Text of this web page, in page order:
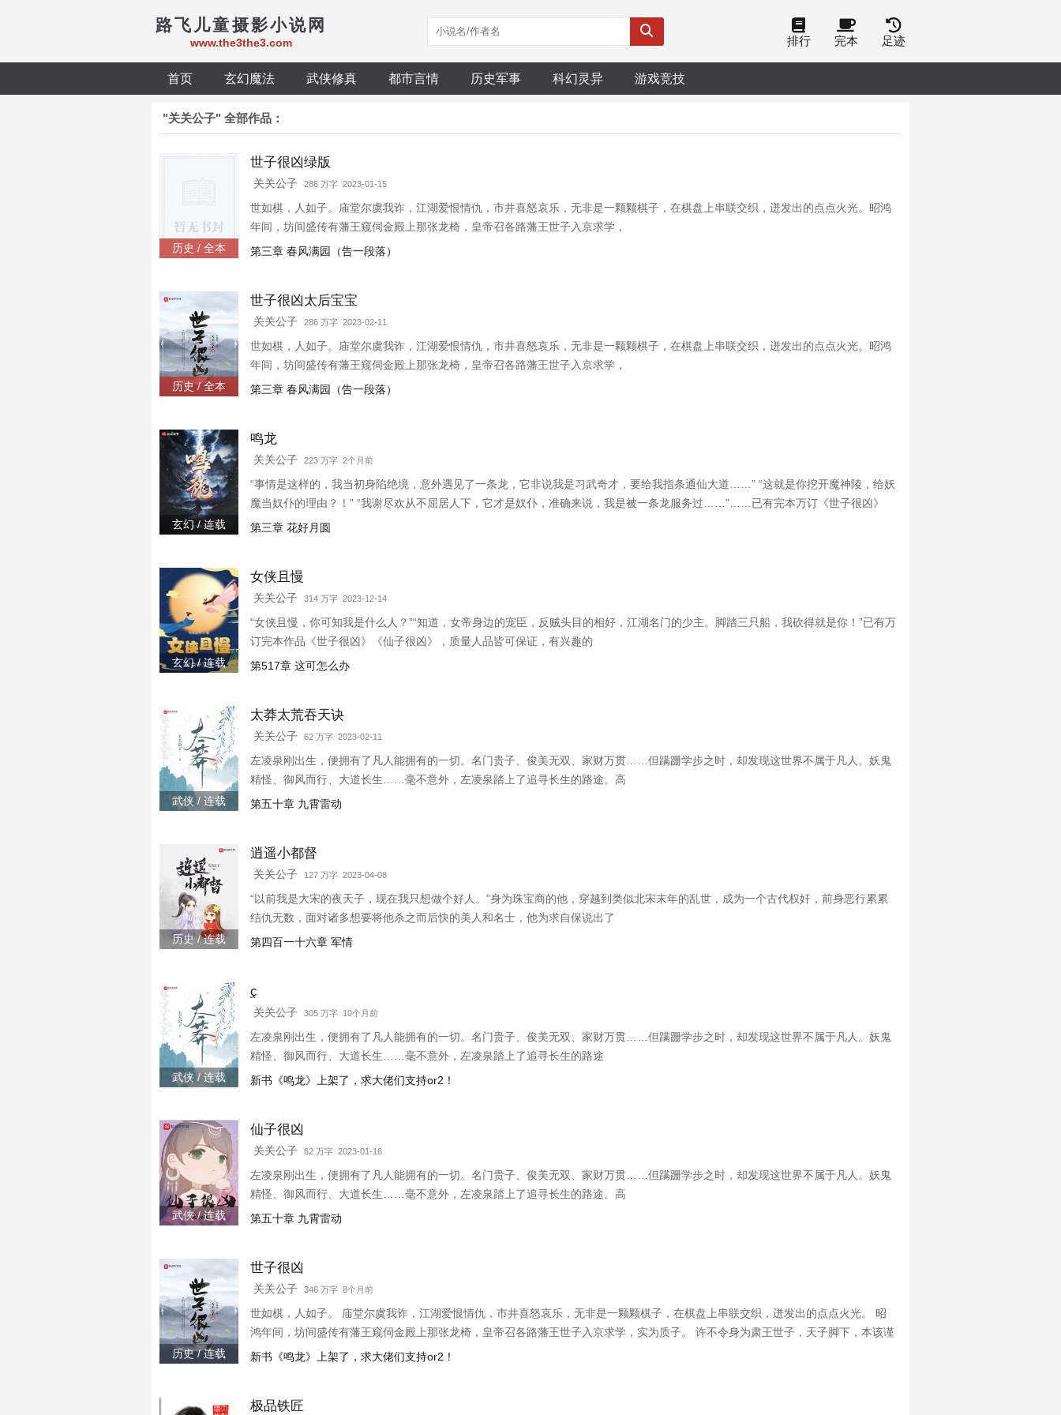
路飞儿童摄影小说网
www.the3the3.com 排行 完本 足迹
首页 玄幻魔法 武侠修真 都市言情 历史军事 科幻灵异 游戏竞技
"关关公子" 全部作品：
历史 / 全本
世子很凶绿版
关关公子 286 万字 2023-01-15
世如棋，人如子。庙堂尔虞我诈，江湖爱恨情仇，市井喜怒哀乐，无非是一颗颗棋子，在棋盘上串联交织，迸发出的点点火光。昭鸿
年间，坊间盛传有藩王窥伺金殿上那张龙椅，皇帝召各路藩王世子入京求学，
第三章 春风满园（告一段落）
历史 / 全本
世子很凶太后宝宝
关关公子 286 万字 2023-02-11
世如棋，人如子。庙堂尔虞我诈，江湖爱恨情仇，市井喜怒哀乐，无非是一颗颗棋子，在棋盘上串联交织，迸发出的点点火光。昭鸿
年间，坊间盛传有藩王窥伺金殿上那张龙椅，皇帝召各路藩王世子入京求学，
第三章 春风满园（告一段落）
玄幻 / 连载
鸣龙
关关公子 223 万字 2个月前
“事情是这样的，我当初身陷绝境，意外遇见了一条龙，它非说我是习武奇才，要给我指条通仙大道……” “这就是你挖开魔神陵，给妖
魔当奴仆的理由？！” “我谢尽欢从不屈居人下，它才是奴仆，准确来说，我是被一条龙服务过……”……已有完本万订《世子很凶》
《仙子很凶》《女侠且慢》，感兴趣的朋友可以先看老书~
第三章 花好月圆
玄幻 / 连载
女侠且慢
关关公子 314 万字 2023-12-14
“女侠且慢，你可知我是什么人？”“知道，女帝身边的宠臣，反贼头目的相好，江湖名门的少主。脚踏三只船，我砍得就是你！”已有万
订完本作品《世子很凶》《仙子很凶》，质量人品皆可保证，有兴趣的
第517章 这可怎么办
武侠 / 连载
太莽太荒吞天诀
关关公子 62 万字 2023-02-11
左凌泉刚出生，便拥有了凡人能拥有的一切。名门贵子、俊美无双、家财万贯……但蹒跚学步之时，却发现这世界不属于凡人。妖鬼
精怪、御风而行、大道长生……毫不意外，左凌泉踏上了追寻长生的路途。高
第五十章 九霄雷动
历史 / 连载
逍遥小都督
关关公子 127 万字 2023-04-08
“以前我是大宋的夜天子，现在我只想做个好人。”身为珠宝商的他，穿越到类似北宋末年的乱世，成为一个古代权奸，前身恶行累累
结仇无数，面对诸多想要将他杀之而后快的美人和名士，他为求自保说出了
第四百一十六章 军情
武侠 / 连载
̫ç
关关公子 305 万字 10个月前
左凌泉刚出生，便拥有了凡人能拥有的一切。名门贵子、俊美无双、家财万贯……但蹒跚学步之时，却发现这世界不属于凡人。妖鬼
精怪、御风而行、大道长生……毫不意外，左凌泉踏上了追寻长生的路途
新书《鸣龙》上架了，求大佬们支持or2！
武侠 / 连载
仙子很凶
关关公子 62 万字 2023-01-16
左凌泉刚出生，便拥有了凡人能拥有的一切。名门贵子、俊美无双、家财万贯……但蹒跚学步之时，却发现这世界不属于凡人。妖鬼
精怪、御风而行、大道长生……毫不意外，左凌泉踏上了追寻长生的路途。高
第五十章 九霄雷动
历史 / 连载
世子很凶
关关公子 346 万字 8个月前
世如棋，人如子。 庙堂尔虞我诈，江湖爱恨情仇，市井喜怒哀乐，无非是一颗颗棋子，在棋盘上串联交织，迸发出的点点火光。 昭
鸿年间，坊间盛传有藩王窥伺金殿上那张龙椅，皇帝召各路藩王世子入京求学，实为质子。 许不令身为肃王世子，天子脚下，本该谨
言慎行‘藏拙自污\’。 结果…… 群众：“许世子德才兼备，实乃‘不鸣则已，一鸣惊人\’。” 许不令：“我不是，别瞎说。” 群众：“许世子算
新书《鸣龙》上架了，求大佬们支持or2！
极品铁匠